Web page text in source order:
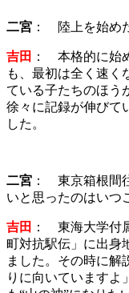
二宮 ： 陸上を始め
吉田 ： 本格的に始
も、最初は全く速く
ている子たちのほう
徐々に記録が伸びて
した。
二宮 ： 東京箱根間
いと思ったのはいつ
吉田 ： 東海大学付
町対抗駅伝」に出身
ました。その時に解
りに向いていますよ